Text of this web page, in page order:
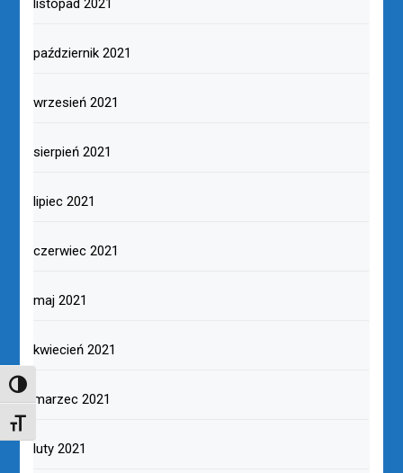
TOGGLE HIGH CONTRAST
TOGGLE FONT SIZE
listopad 2021
październik 2021
wrzesień 2021
sierpień 2021
lipiec 2021
czerwiec 2021
maj 2021
kwiecień 2021
marzec 2021
luty 2021